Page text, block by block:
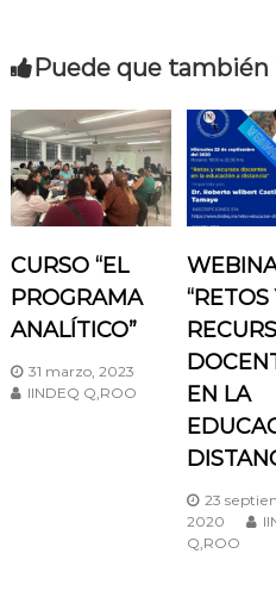
g
a
c
i
ó
n
d
Puede que
CURSO “EL
PROGRAMA
ANALÍTICO”
31 marzo, 2023
IINDEQ Q,ROO
“RETOS
EN LA
23
2020
Q,ROO